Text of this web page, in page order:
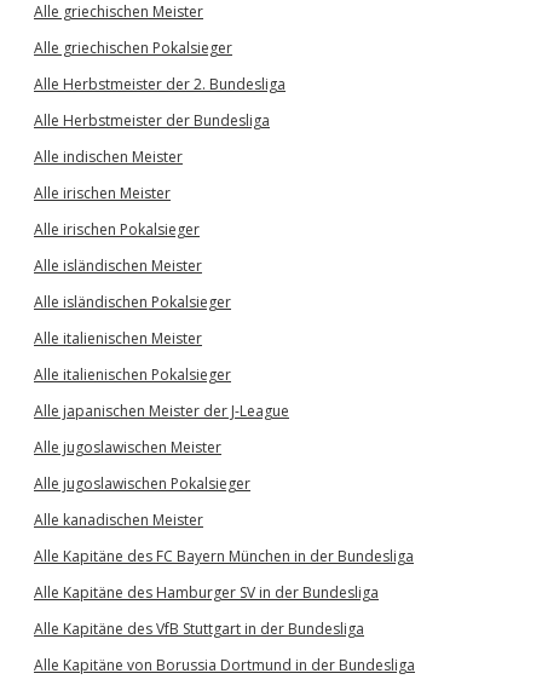
Alle griechischen Meister
Alle griechischen Pokalsieger
Alle Herbstmeister der 2. Bundesliga
Alle Herbstmeister der Bundesliga
Alle indischen Meister
Alle irischen Meister
Alle irischen Pokalsieger
Alle isländischen Meister
Alle isländischen Pokalsieger
Alle italienischen Meister
Alle italienischen Pokalsieger
Alle japanischen Meister der J-League
Alle jugoslawischen Meister
Alle jugoslawischen Pokalsieger
Alle kanadischen Meister
Alle Kapitäne des FC Bayern München in der Bundesliga
Alle Kapitäne des Hamburger SV in der Bundesliga
Alle Kapitäne des VfB Stuttgart in der Bundesliga
Alle Kapitäne von Borussia Dortmund in der Bundesliga